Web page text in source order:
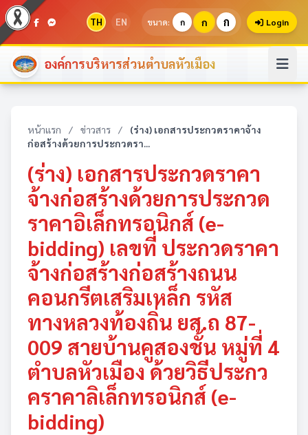
TH EN ขนาด: ก ก ก Login
องค์การบริหารส่วนตำบลหัวเมือง
หน้าแรก / ข่าวสาร /
(ร่าง) เอกสารประกวดราคาจ้าง
ก่อสร้างด้วยการประกวดรา...
(ร่าง) เอกสารประกวดราคา
จ้างก่อสร้างด้วยการประกวด
ราคาอิเล็กทรอนิกส์ (e-
bidding) เลขที่ ประกวดราคา
จ้างก่อสร้างก่อสร้างถนน
คอนกรีตเสริมเหล็ก รหัส
ทางหลวงท้องถิ่น ยส.ถ 87-
009 สายบ้านคูสองชั้น หมู่ที่ 4
ตำบลหัวเมือง ด้วยวิธีประกว
คราคาลิเล็กทรอนิกส์ (e-
bidding)